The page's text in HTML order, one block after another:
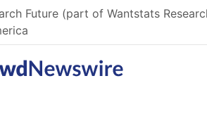
Future (part of Wantstats